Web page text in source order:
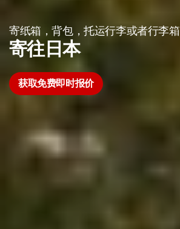
寄纸箱，背包，托运行李或者行李箱
寄往日本
获取免费即时报价